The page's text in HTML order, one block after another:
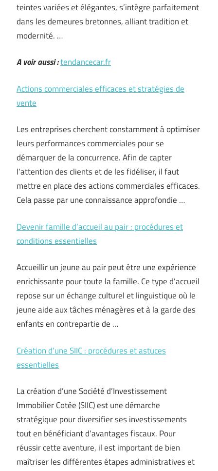
teintes variées et élégantes, s’intègre parfaitement
dans les demeures bretonnes, alliant tradition et
modernité. …
A voir aussi :tendancecar.fr
Actions commerciales efficaces et stratégies de
vente
Les entreprises cherchent constamment à optimiser
leurs performances commerciales pour se
démarquer de la concurrence. Afin de capter
l’attention des clients et de les fidéliser, il faut
mettre en place des actions commerciales efficaces.
Cela passe par une connaissance approfondie …
Devenir famille d’accueil au pair : procédures et
conditions essentielles
Accueillir un jeune au pair peut être une expérience
enrichissante pour toute la famille. Ce type d’accueil
repose sur un échange culturel et linguistique où le
jeune aide aux tâches ménagères et à la garde des
enfants en contrepartie de …
Création d’une SIIC : procédures et astuces
essentielles
La création d’une Société d’Investissement
Immobilier Cotée (SIIC) est une démarche
stratégique pour diversifier ses investissements
tout en bénéficiant d’avantages fiscaux. Pour
réussir cette aventure, il est important de bien
maîtriser les différentes étapes administratives et